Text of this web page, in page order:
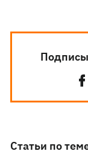
Статьи по